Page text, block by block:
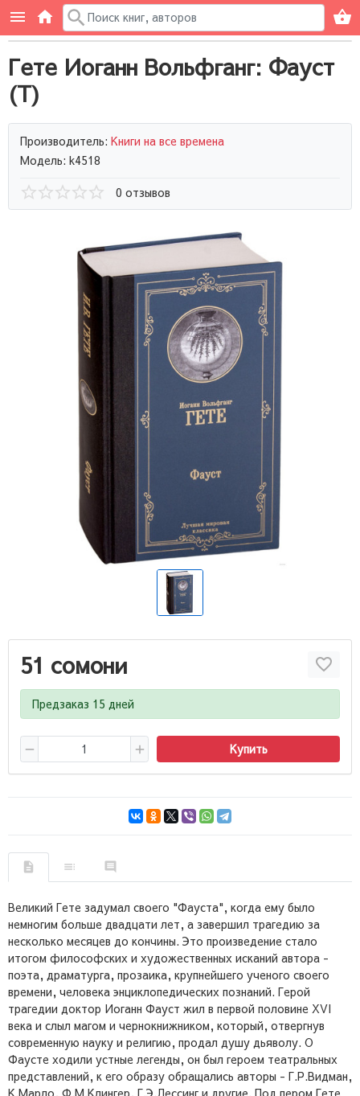
Гете Иоганн Вольфганг: Фауст
(Т)
Производитель: Книги на все времена
Модель: k4518
0 отзывов
51 сомони
Предзаказ 15 дней
Купить
Великий Гете задумал своего "Фауста", когда ему было
немногим больше двадцати лет, а завершил трагедию за
несколько месяцев до кончины. Это произведение стало
итогом философских и художественных исканий автора -
поэта, драматурга, прозаика, крупнейшего ученого своего
времени, человека энциклопедических познаний. Герой
трагедии доктор Иоганн Фауст жил в первой половине XVI
века и слыл магом и чернокнижником, который, отвергнув
современную науку и религию, продал душу дьяволу. О
Фаусте ходили устные легенды, он был героем театральных
представлений, к его образу обращались авторы - Г.Р.Видман,